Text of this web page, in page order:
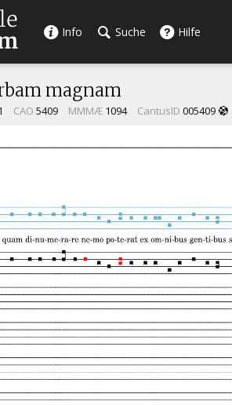
Info Suche Hilfe
magnam
CAO 5409 MMMÆ 1094 CantusID 005409